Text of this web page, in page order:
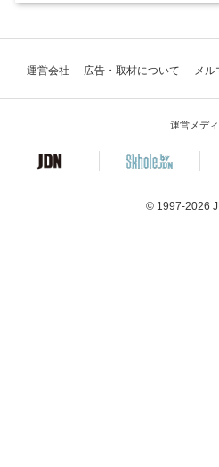
運営会社 広告・取材について メル
運営メデ
© 1997-2026